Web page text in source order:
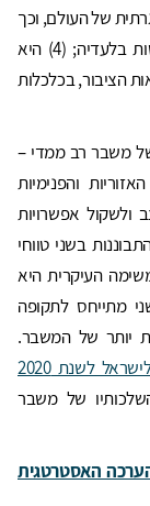
השגרתית של העולם, וכך
מייצרת התפתחויות משמעותיות שלא היו מתרחשות בלעדיה; (4) היא
הציבור, בכלכלות
של משבר רב ממדי –
והפנימיות
ולשקול אפשרויות
בשני טווחי
העיקרית היא
מתייחס לתקופה
יותר של המשבר.
לשנת 2020
של משבר
האסטרטגית